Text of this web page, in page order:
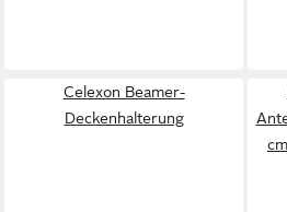
Celexon Beamer-
Deckenhalterung